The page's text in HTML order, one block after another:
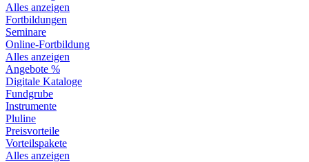
Alles anzeigen
Fortbildungen
Seminare
Online-Fortbildung
Alles anzeigen
Angebote %
Digitale Kataloge
Fundgrube
Instrumente
Pluline
Preisvorteile
Vorteilspakete
Alles anzeigen